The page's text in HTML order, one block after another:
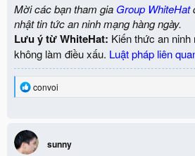
Mời các bạn tham gia Group WhiteHat
nhật tin tức an ninh mạng hàng ngày.
Lưu ý từ WhiteHat: Kiến thức an ninh
không làm điều xấu. Luật pháp liên
R
t
i
o
convoi
sunny